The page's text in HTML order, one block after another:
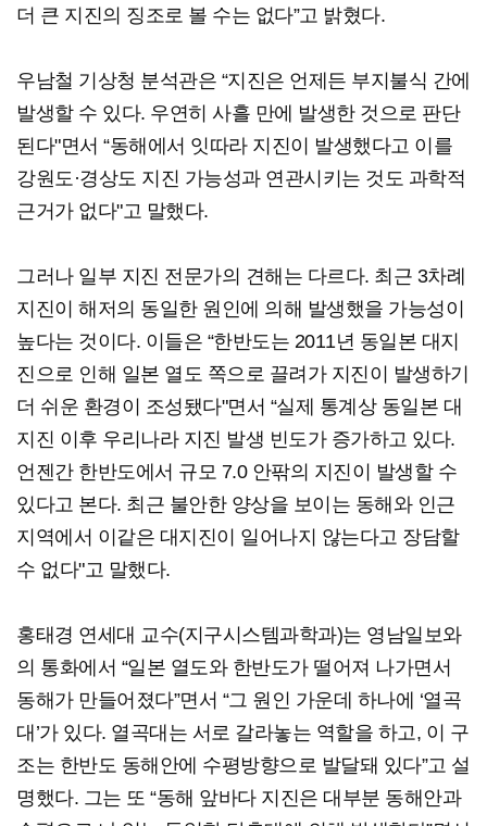
더 큰 지진의 징조로 볼 수는 없다”고 밝혔다.
우남철 기상청 분석관은 “지진은 언제든 부지불식 간에
발생할 수 있다. 우연히 사흘 만에 발생한 것으로 판단
된다"면서 “동해에서 잇따라 지진이 발생했다고 이를
강원도·경상도 지진 가능성과 연관시키는 것도 과학적
근거가 없다"고 말했다.
그러나 일부 지진 전문가의 견해는 다르다. 최근 3차례
지진이 해저의 동일한 원인에 의해 발생했을 가능성이
높다는 것이다. 이들은 “한반도는 2011년 동일본 대지
진으로 인해 일본 열도 쪽으로 끌려가 지진이 발생하기
더 쉬운 환경이 조성됐다"면서 “실제 통계상 동일본 대
지진 이후 우리나라 지진 발생 빈도가 증가하고 있다.
언젠간 한반도에서 규모 7.0 안팎의 지진이 발생할 수
있다고 본다. 최근 불안한 양상을 보이는 동해와 인근
지역에서 이같은 대지진이 일어나지 않는다고 장담할
수 없다"고 말했다.
홍태경 연세대 교수(지구시스템과학과)는 영남일보와
의 통화에서 “일본 열도와 한반도가 떨어져 나가면서
동해가 만들어졌다”면서 “그 원인 가운데 하나에 ‘열곡
대’가 있다. 열곡대는 서로 갈라놓는 역할을 하고, 이 구
조는 한반도 동해안에 수평방향으로 발달돼 있다”고 설
명했다. 그는 또 “동해 앞바다 지진은 대부분 동해안과